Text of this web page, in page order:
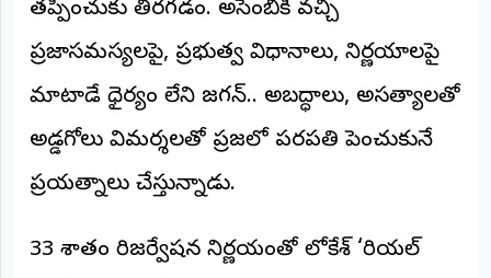
తప్పించుకు తిరగడం. అసెంబ్లీకి వచ్చి
ప్రజాసమస్యలపై, ప్రభుత్వ విధానాలు, నిర్ణయాలపై
మాట్లాడే ధైర్యం లేని జగన్.. అబద్ధాలు, అసత్యాలతో
అడ్డగోలు విమర్శలతో ప్రజల్లో పరపతి పెంచుకునే
ప్రయత్నాలు చేస్తున్నాడు.
33 శాతం రిజర్వేషన్ల నిర్ణయంతో లోకేశ్ ‘రియల్